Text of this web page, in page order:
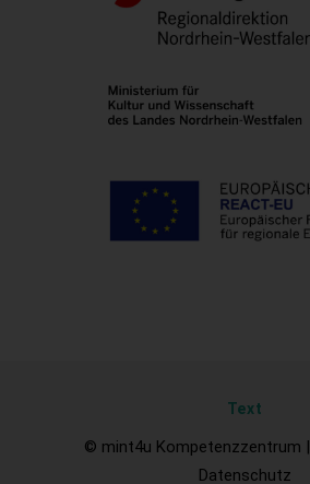
Text
© mint4u Kompetenzzentrum |
Datenschutz